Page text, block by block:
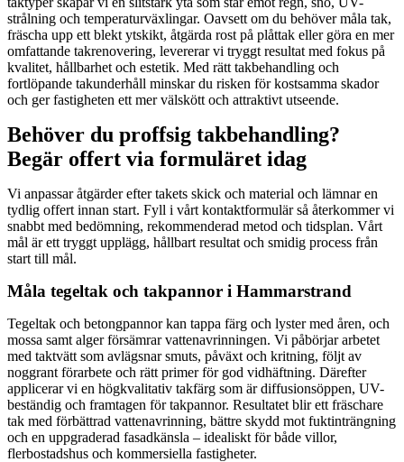
strålning och temperaturväxlingar. Oavsett om du behöver måla tak,
fräscha upp ett blekt ytskikt, åtgärda rost på plåttak eller göra en mer
omfattande takrenovering, levererar vi tryggt resultat med fokus på
kvalitet, hållbarhet och estetik. Med rätt takbehandling och
fortlöpande takunderhåll minskar du risken för kostsamma skador
och ger fastigheten ett mer välskött och attraktivt utseende.
Behöver du proffsig takbehandling?
Begär offert via formuläret idag
Vi anpassar åtgärder efter takets skick och material och lämnar en
tydlig offert innan start. Fyll i vårt kontaktformulär så återkommer vi
snabbt med bedömning, rekommenderad metod och tidsplan. Vårt
mål är ett tryggt upplägg, hållbart resultat och smidig process från
start till mål.
Måla tegeltak och takpannor i Hammarstrand
Tegeltak och betongpannor kan tappa färg och lyster med åren, och
mossa samt alger försämrar vattenavrinningen. Vi påbörjar arbetet
med taktvätt som avlägsnar smuts, påväxt och kritning, följt av
noggrant förarbete och rätt primer för god vidhäftning. Därefter
applicerar vi en högkvalitativ takfärg som är diffusionsöppen, UV-
beständig och framtagen för takpannor. Resultatet blir ett fräschare
tak med förbättrad vattenavrinning, bättre skydd mot fuktinträngning
och en uppgraderad fasadkänsla – idealiskt för både villor,
flerbostadshus och kommersiella fastigheter.